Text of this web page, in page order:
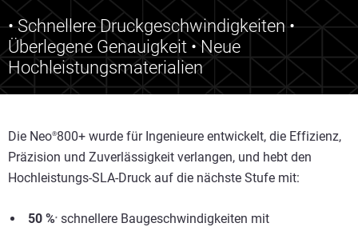
• Schnellere Druckgeschwindigkeiten •
Überlegene Genauigkeit • Neue
Hochleistungsmaterialien
Die Neo®800+ wurde für Ingenieure entwickelt, die Effizienz,
Präzision und Zuverlässigkeit verlangen, und hebt den
Hochleistungs-SLA-Druck auf die nächste Stufe mit:
50 %* schnellere Baugeschwindigkeiten mit